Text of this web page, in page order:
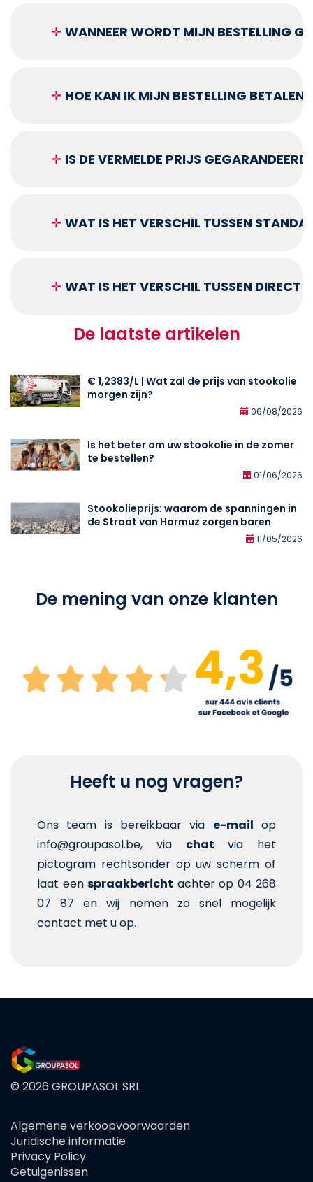
✛ WANNEER WORDT MIJN BESTELLING
✛ HOE KAN IK MIJN BESTELLING BETALEN?
✛ IS DE VERMELDE PRIJS
✛ WAT IS HET VERSCHIL TUSSEN
✛ WAT IS HET VERSCHIL TUSSEN DIRECT
De laatste artikelen
€ 1,2383/L | Wat zal de prijs van stookolie
morgen zijn?
06/08/2026
Is het beter om uw stookolie in de zomer
te bestellen?
01/06/2026
Stookolieprijs: waarom de spanningen in
de Straat van Hormuz zorgen baren
11/05/2026
De mening van onze klanten
Heeft u nog vragen?
Ons team is bereikbaar via e-mail op
info@groupasol.be, via chat via het
pictogram rechtsonder op uw scherm of
laat een spraakbericht achter op 04 268
07 87 en wij nemen zo snel mogelijk
contact met u op.
© 2026 GROUPASOL SRL
FOOTER
MENU
Algemene verkoopvoorwaarden
Juridische informatie
Privacy Policy
Getuigenissen